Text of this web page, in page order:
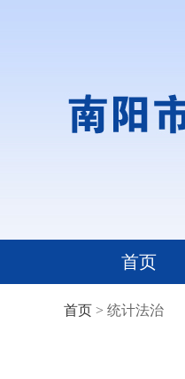
首页
首页 > 统计法治